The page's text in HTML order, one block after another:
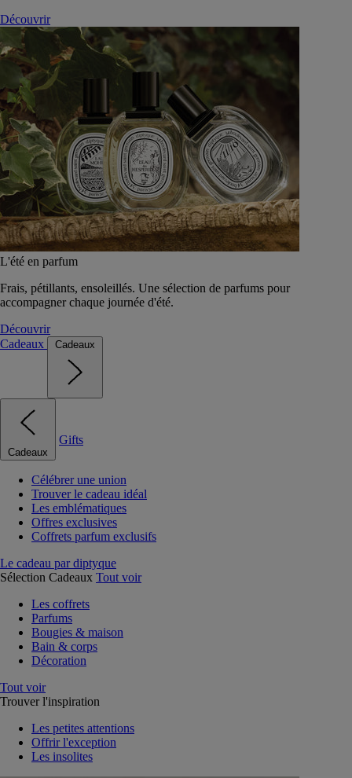
Découvrir
L'été en parfum
Frais, pétillants, ensoleillés. Une sélection de parfums pour
accompagner chaque journée d'été.
Découvrir
Cadeaux
Cadeaux
Cadeaux
Gifts
Célébrer une union
Trouver le cadeau idéal
Les emblématiques
Offres exclusives
Coffrets parfum exclusifs
Le cadeau par diptyque
Sélection Cadeaux Tout voir
Les coffrets
Parfums
Bougies & maison
Bain & corps
Décoration
Tout voir
Trouver l'inspiration
Les petites attentions
Offrir l'exception
Les insolites